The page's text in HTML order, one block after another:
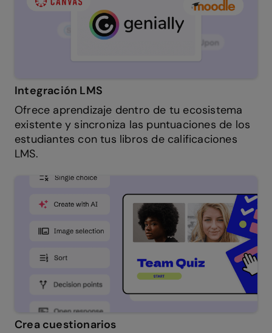
Integración LMS
Ofrece aprendizaje dentro de tu ecosistema
existente y sincroniza las puntuaciones de los
estudiantes con tus libros de calificaciones
LMS.
Crea cuestionarios